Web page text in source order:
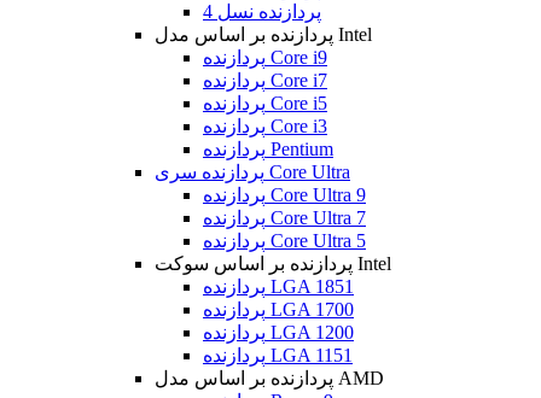
پردازنده نسل 4
پردازنده بر اساس مدل Intel
پردازنده Core i9
پردازنده Core i7
پردازنده Core i5
پردازنده Core i3
پردازنده Pentium
پردازنده سری Core Ultra
پردازنده Core Ultra 9
پردازنده Core Ultra 7
پردازنده Core Ultra 5
پردازنده بر اساس سوکت Intel
پردازنده LGA 1851
پردازنده LGA 1700
پردازنده LGA 1200
پردازنده LGA 1151
پردازنده بر اساس مدل AMD